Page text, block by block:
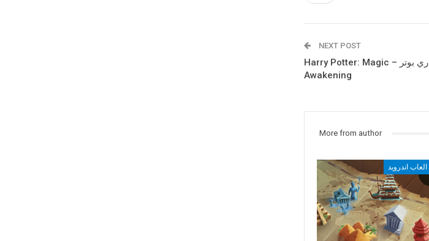
NEXT POST
تحميل لعبه هاري بوتر – Harry Potter: Magic
Awakening
More from author
اندرويد